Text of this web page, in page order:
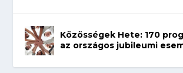
Közösségek Hete: 170
az országos jubileumi